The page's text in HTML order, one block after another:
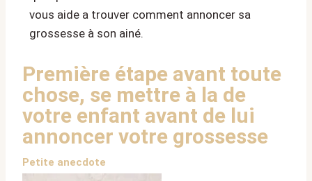
vous aide a trouver comment annoncer sa
grossesse à son ainé.
Première étape avant toute
chose, se mettre à la de
votre enfant avant de lui
annoncer votre grossesse
Petite anecdote